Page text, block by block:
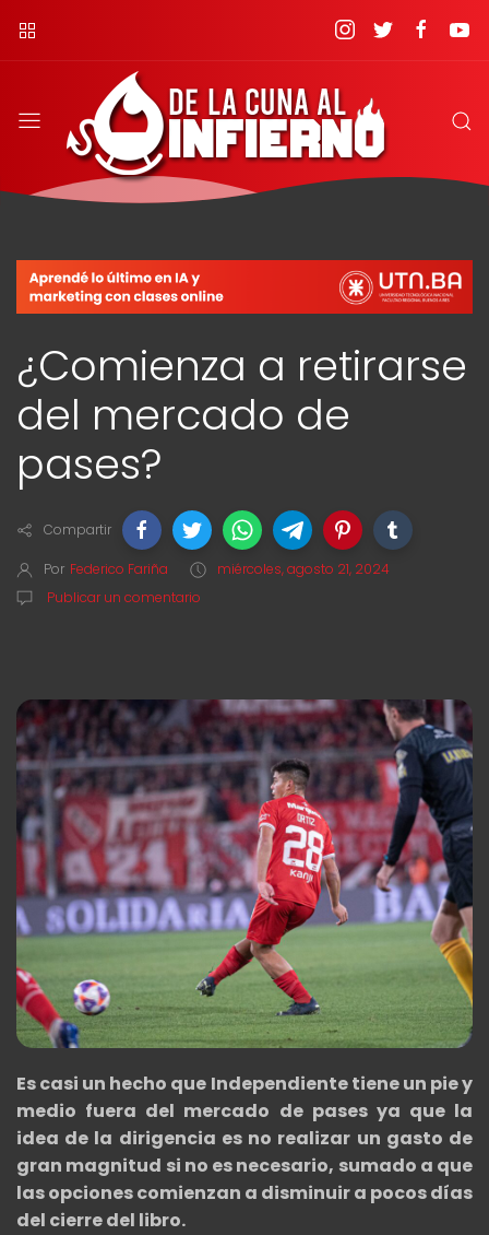
¿Comienza a retirarse
del mercado de
pases?
Compartir
Por Federico Fariña
miércoles, agosto 21, 2024
Publicar un comentario
Es casi un hecho que Independiente tiene un pie y
medio fuera del mercado de pases ya que la
idea de la dirigencia es no realizar un gasto de
gran magnitud si no es necesario, sumado a que
las opciones comienzan a disminuir a pocos días
del cierre del libro.